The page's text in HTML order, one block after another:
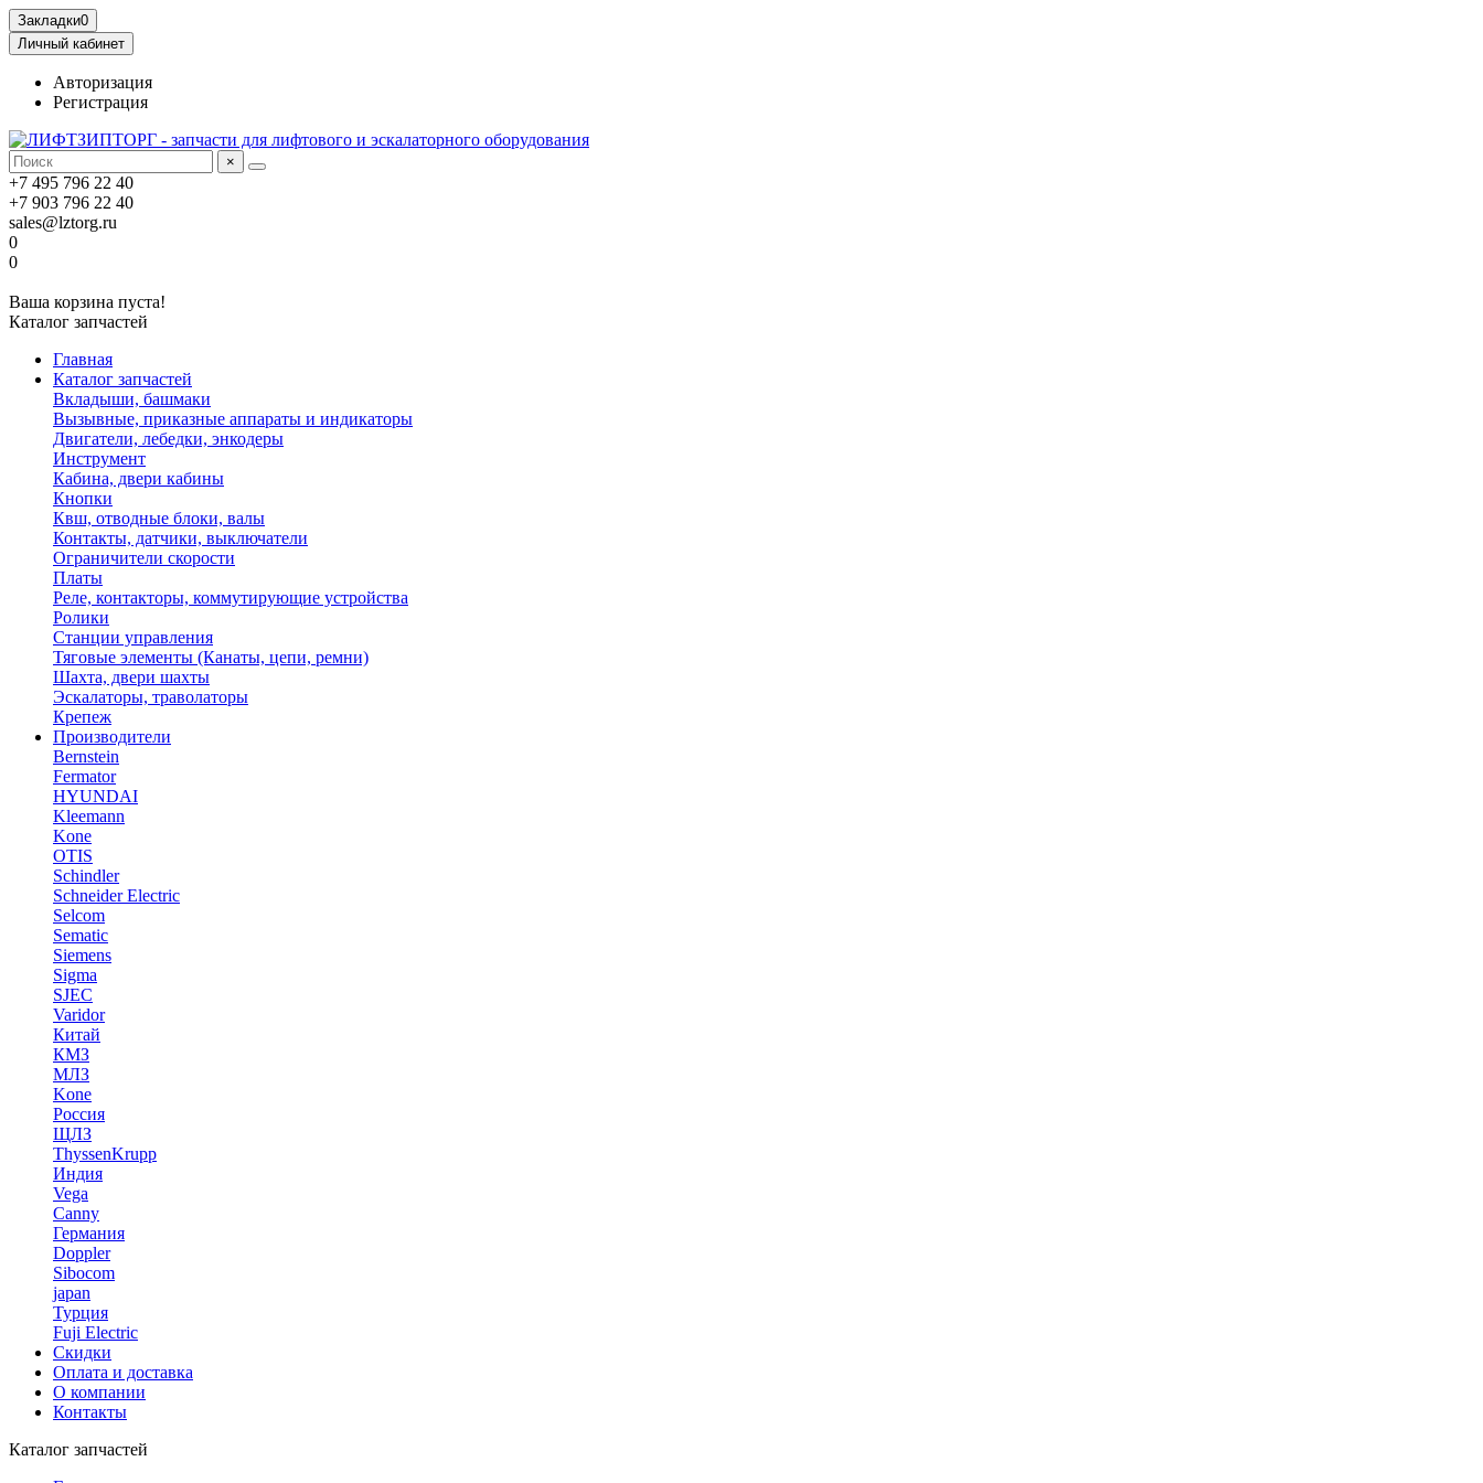
Закладки0
Личный кабинет
Авторизация
Регистрация
×
+7 495 796 22 40
+7 903 796 22 40
sales@lztorg.ru
0
0
Ваша корзина пуста!
Каталог запчастей
Главная
Каталог запчастей
Вкладыши, башмаки
Вызывные, приказные аппараты и индикаторы
Двигатели, лебедки, энкодеры
Инструмент
Кабина, двери кабины
Кнопки
Квш, отводные блоки, валы
Контакты, датчики, выключатели
Ограничители скорости
Платы
Реле, контакторы, коммутирующие устройства
Ролики
Станции управления
Тяговые элементы (Канаты, цепи, ремни)
Шахта, двери шахты
Эскалаторы, траволаторы
Крепеж
Производители
Bernstein
Fermator
HYUNDAI
Kleemann
Kone
OTIS
Schindler
Schneider Electric
Selcom
Sematic
Siemens
Sigma
SJEC
Varidor
Китай
КМЗ
МЛЗ
Kone
Россия
ЩЛЗ
ThyssenKrupp
Индия
Vega
Canny
Германия
Doppler
Sibocom
japan
Турция
Fuji Electric
Скидки
Оплата и доставка
О компании
Контакты
Каталог запчастей